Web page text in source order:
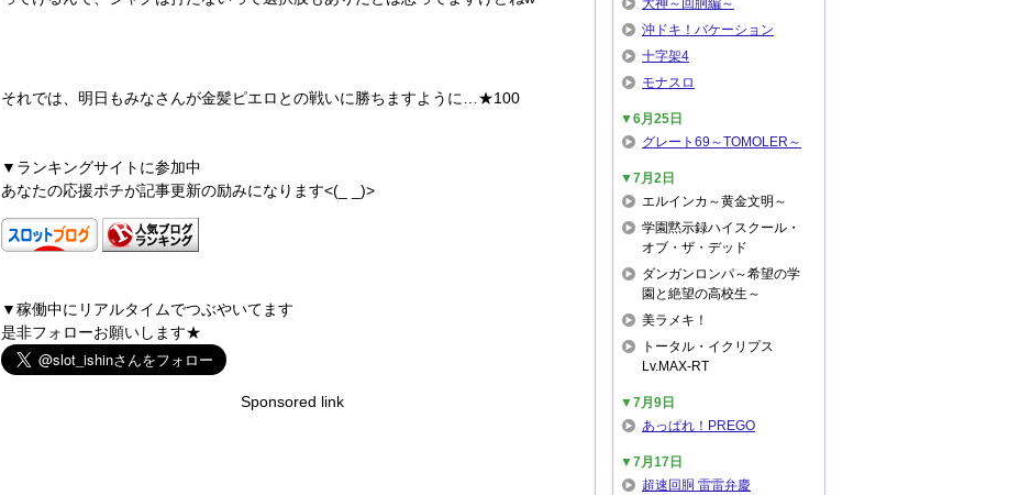
それでは、明日もみなさんが金髪ピエロとの戦いに勝ちますように…★100
▼ランキングサイトに参加中
あなたの応援ポチが記事更新の励みになります<(_ _)>
▼稼働中にリアルタイムでつぶやいてます
是非フォローお願いします★
Sponsored link
大神～回胴編～
沖ドキ！バケーション
十字架4
モナスロ
▼6月25日
グレート69～TOMOLER～
▼7月2日
エルインカ～黄金文明～
学園黙示録ハイスクール・
オブ・ザ・デッド
ダンガンロンパ～希望の学
園と絶望の高校生～
美ラメキ！
トータル・イクリプス
Lv.MAX-RT
▼7月9日
あっぱれ！PREGO
▼7月17日
超速回胴 雷雷弁慶